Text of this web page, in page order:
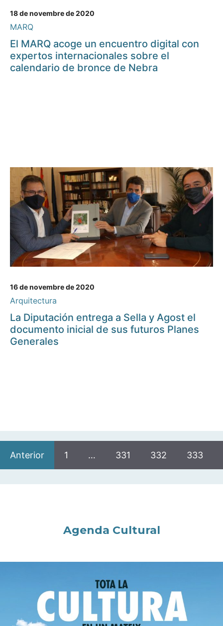
18 de novembre de 2020
MARQ
El MARQ acoge un encuentro digital con
expertos internacionales sobre el
calendario de bronce de Nebra
16 de novembre de 2020
Arquitectura
La Diputación entrega a Sella y Agost el
documento inicial de sus futuros Planes
Generales
Anterior 1 … 331 332 333
Agenda Cultural